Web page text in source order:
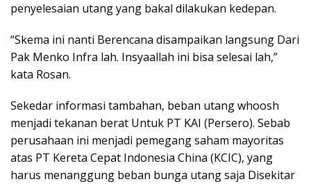
penyelesaian utang yang bakal dilakukan kedepan.
“Skema ini nanti Berencana disampaikan langsung Dari
Pak Menko Infra lah. Insyaallah ini bisa selesai lah,”
kata Rosan.
Sekedar informasi tambahan, beban utang whoosh
menjadi tekanan berat Untuk PT KAI (Persero). Sebab
perusahaan ini menjadi pemegang saham mayoritas
atas PT Kereta Cepat Indonesia China (KCIC), yang
harus menanggung beban bunga utang saja Disekitar